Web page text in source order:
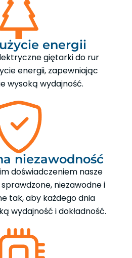
energii
giętarki do rur
energii, zapewniając
wysoką wydajność.
niezawodność
doświadczeniem nasze
niezawodne i
tak, aby każdego dnia
wydajność i dokładność.